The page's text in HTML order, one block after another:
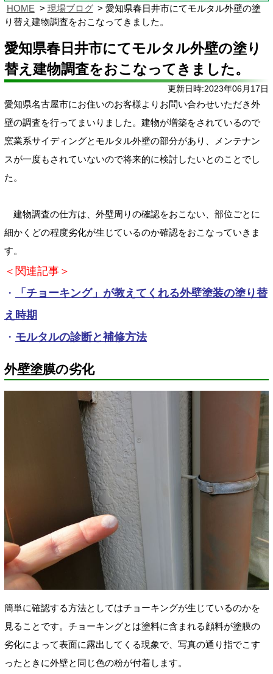
HOME 現場ブログ
愛知県春日井市にてモルタル外壁の塗
り替え建物調査をおこなってきました。
愛知県春日井市にてモルタル外壁の塗り
替え建物調査をおこなってきました。
更新日時:2023年06月17日
愛知県名古屋市にお住いのお客様よりお問い合わせいただき外
壁の調査を行ってまいりました。建物が増築をされているので
窯業系サイディングとモルタル外壁の部分があり、メンテナン
スが一度もされていないので将来的に検討したいとのことでし
た。
建物調査の仕方は、外壁周りの確認をおこない、部位ごとに
細かくどの程度劣化が生じているのか確認をおこなっていきま
す。
＜関連記事＞
・
「チョーキング」が教えてくれる外壁塗装の塗り替
え時期
・ モルタルの診断と補修方法
外壁塗膜の劣化
簡単に確認する方法としてはチョーキングが生じているのかを
見ることです。チョーキングとは塗料に含まれる顔料が塗膜の
劣化によって表面に露出してくる現象で、写真の通り指でこす
ったときに外壁と同じ色の粉が付着します。